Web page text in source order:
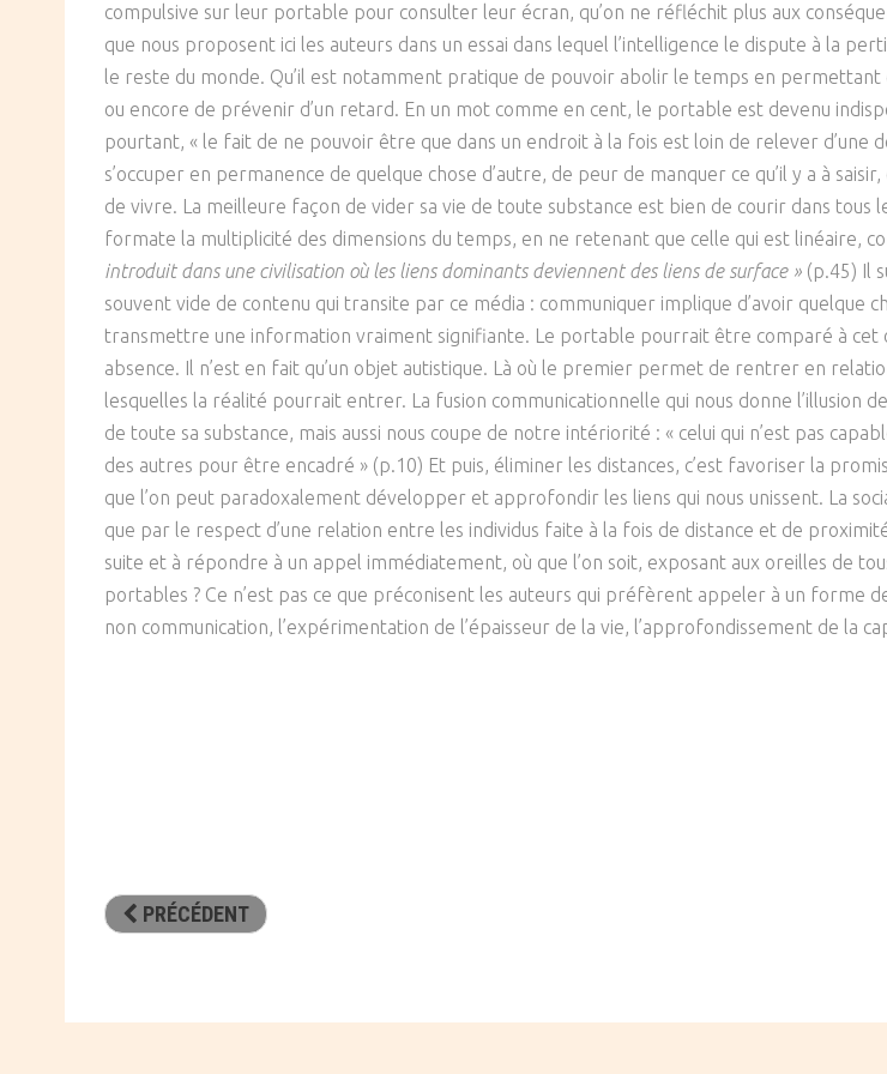
Violence / Maltraitance
Agression Sexuelle
Délinquance
Banlieue
Protection De L'enfance
Accueil – Placement
Psychanalyse
Psychiatrie
Psychologie
Sexualité
Sociologie
Droit
Économie / Emploi
Justice
Politique
Religion
Scolarité
CULTURE
Romans / Médias
compulsive sur leur portable pour consulter leur écran, qu’on ne réfléchit plus aux
que nous proposent ici les auteurs dans un essai dans lequel l’intelligence le dispute à la
le reste du monde. Qu’il est notamment pratique de pouvoir abolir le temps en
ou encore de prévenir d’un retard. En un mot comme en cent, le portable est devenu
pourtant, « le fait de ne pouvoir être que dans un endroit à la fois est loin de relever d’une
s’occuper en permanence de quelque chose d’autre, de peur de manquer ce qu’il y a à
de vivre. La meilleure façon de vider sa vie de toute substance est bien de courir dans
formate la multiplicité des dimensions du temps, en ne retenant que celle qui est linéaire,
introduit dans une civilisation où les liens dominants deviennent des liens de surface » (p.45) Il
souvent vide de contenu qui transite par ce média : communiquer implique d’avoir quelque
transmettre une information vraiment signifiante. Le portable pourrait être comparé à cet
absence. Il n’est en fait qu’un objet autistique. Là où le premier permet de rentrer en
lesquelles la réalité pourrait entrer. La fusion communicationnelle qui nous donne l’illusion
de toute sa substance, mais aussi nous coupe de notre intériorité : « celui qui n’est pas
des autres pour être encadré » (p.10) Et puis, éliminer les distances, c’est favoriser la
que l’on peut paradoxalement développer et approfondir les liens qui nous unissent. La
que par le respect d’une relation entre les individus faite à la fois de distance et de
suite et à répondre à un appel immédiatement, où que l’on soit, exposant aux oreilles de
portables ? Ce n’est pas ce que préconisent les auteurs qui préfèrent appeler à un
non communication, l’expérimentation de l’épaisseur de la vie, l’approfondissement de la
PRÉCÉDENT